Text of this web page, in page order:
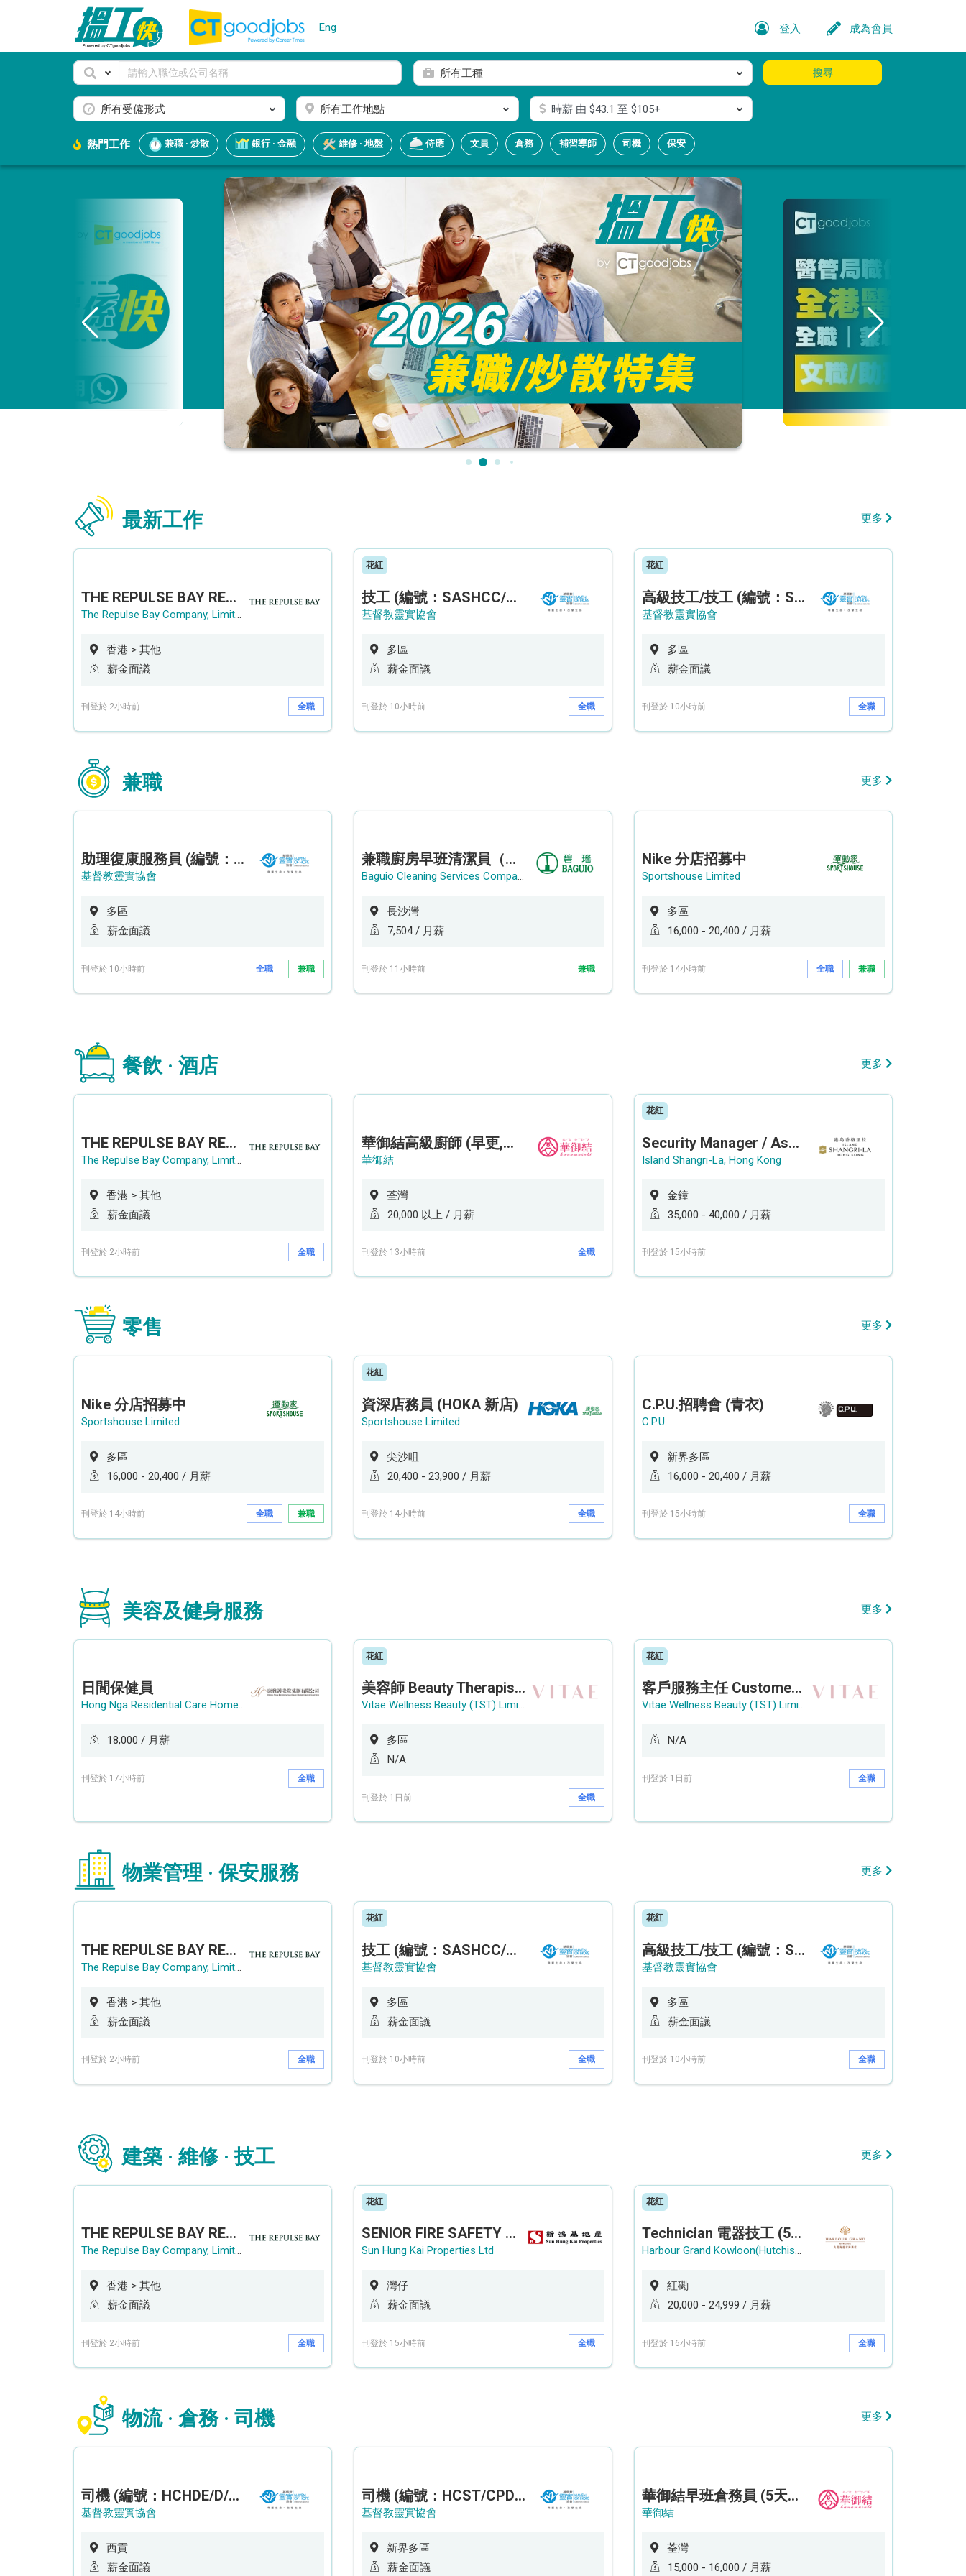
Eng 登入 成為會員
所有工種
所有受僱形式 所有工作地點 時薪由 $43.1 至 $105+
搜尋
熱門工作 兼職 · 炒散 銀行 · 金融 維修 · 地盤 侍應 文員 倉務 補習導師 司機 保安
最新工作 更多
THE REPULSE BAY RECRUITMENT DAY 淺水灣影灣園人才招聘會
The Repulse Bay Company, Limited
香港 > 其他
薪金面議
刊登於 2小時前 全職
花紅
技工 (編號：SASHCC/A/CTE)
基督教靈實協會
多區
薪金面議
刊登於 10小時前 全職
花紅
高級技工/技工 (編號：SSO/FM/A/CTE)
基督教靈實協會
多區
薪金面議
刊登於 10小時前 全職
兼職 更多
助理復康服務員 (編號：RSD/ARSW/CTE)
基督教靈實協會
多區
薪金面議
刊登於 10小時前 全職 兼職
兼職廚房早班清潔員（長沙灣）
Baguio Cleaning Services Company Limited
長沙灣
7,504 / 月薪
刊登於 11小時前 兼職
Nike 分店招募中
Sportshouse Limited
多區
16,000 - 20,400 / 月薪
刊登於 14小時前 全職 兼職
餐飲 · 酒店 更多
THE REPULSE BAY RECRUITMENT DAY 淺水灣影灣園人才招聘會
The Repulse Bay Company, Limited
香港 > 其他
薪金面議
刊登於 2小時前 全職
華御結高級廚師 (早更,中央廚房)*底薪可達20k* (5天工作週)
華御結
荃灣
20,000 以上 / 月薪
刊登於 13小時前 全職
花紅
Security Manager / Assistant Security Manager
Island Shangri-La, Hong Kong
金鐘
35,000 - 40,000 / 月薪
刊登於 15小時前
零售 更多
Nike 分店招募中
Sportshouse Limited
多區
16,000 - 20,400 / 月薪
刊登於 14小時前 全職 兼職
花紅
資深店務員 (HOKA 新店)
Sportshouse Limited
尖沙咀
20,400 - 23,900 / 月薪
刊登於 14小時前 全職
C.P.U.招聘會 (青衣)
C.P.U.
新界多區
16,000 - 20,400 / 月薪
刊登於 15小時前 全職
美容及健身服務 更多
日間保健員
Hong Nga Residential Care Home Group Limited
18,000 / 月薪
刊登於 17小時前 全職
花紅
美容師 Beauty Therapist (銅鑼灣 / 尖沙咀)
Vitae Wellness Beauty (TST) Limited
多區
N/A
刊登於 1日前 全職
花紅
客戶服務主任 Customer Service Officer (銅鑼灣)
Vitae Wellness Beauty (TST) Limited
N/A
刊登於 1日前 全職
物業管理 · 保安服務 更多
THE REPULSE BAY RECRUITMENT DAY 淺水灣影灣園人才招聘會
The Repulse Bay Company, Limited
香港 > 其他
薪金面議
刊登於 2小時前 全職
花紅
技工 (編號：SASHCC/A/CTE)
基督教靈實協會
多區
薪金面議
刊登於 10小時前 全職
花紅
高級技工/技工 (編號：SSO/FM/A/CTE)
基督教靈實協會
多區
薪金面議
刊登於 10小時前 全職
建築 · 維修 · 技工 更多
THE REPULSE BAY RECRUITMENT DAY 淺水灣影灣園人才招聘會
The Repulse Bay Company, Limited
香港 > 其他
薪金面議
刊登於 2小時前 全職
花紅
SENIOR FIRE SAFETY OFFICER / FIRE SAFETY OFFICER
Sun Hung Kai Properties Ltd
灣仔
薪金面議
刊登於 15小時前 全職
花紅
Technician 電器技工 (5-Day Work Week)
Harbour Grand Kowloon(Hutchison Hotel Hong Kong Limited)
紅磡
20,000 - 24,999 / 月薪
刊登於 16小時前 全職
物流 · 倉務 · 司機 更多
司機 (編號：HCHDE/D/CTE)
基督教靈實協會
西貢
薪金面議
司機 (編號：HCST/CPD/CTE)
基督教靈實協會
新界多區
薪金面議
華御結早班倉務員 (5天工作週)
華御結
荃灣
15,000 - 16,000 / 月薪